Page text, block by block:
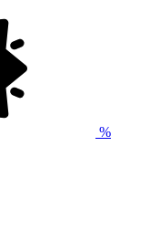
%